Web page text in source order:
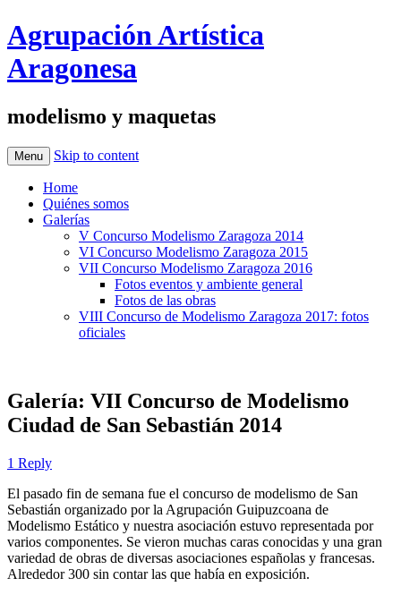
Agrupación Artística
Aragonesa
modelismo y maquetas
Menu Skip to content
Home
Quiénes somos
Galerías
V Concurso Modelismo Zaragoza 2014
VI Concurso Modelismo Zaragoza 2015
VII Concurso Modelismo Zaragoza 2016
Fotos eventos y ambiente general
Fotos de las obras
VIII Concurso de Modelismo Zaragoza 2017: fotos
oficiales
Galería: VII Concurso de Modelismo
Ciudad de San Sebastián 2014
1 Reply
El pasado fin de semana fue el concurso de modelismo de San
Sebastián organizado por la Agrupación Guipuzcoana de
Modelismo Estático y nuestra asociación estuvo representada por
varios componentes. Se vieron muchas caras conocidas y una gran
variedad de obras de diversas asociaciones españolas y francesas.
Alrededor 300 sin contar las que había en exposición.